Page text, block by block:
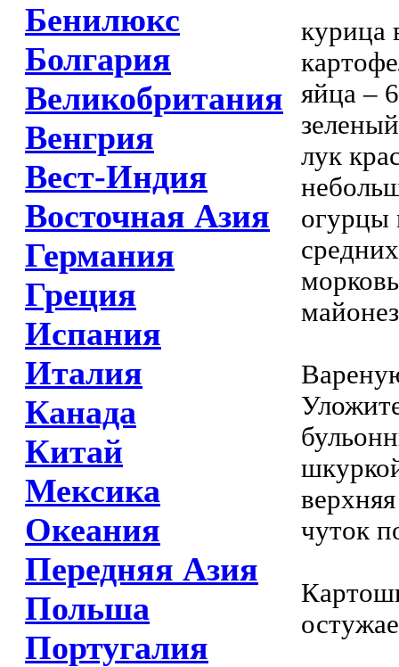
Бенилюкс
Болгария
Великобритания
Венгрия
Вест-Индия
Восточная Азия
Германия
Греция
Испания
Италия
Канада
Китай
Мексика
Океания
Передняя Азия
Польша
Португалия
курица
яйца –
лук
огурцы
чуток